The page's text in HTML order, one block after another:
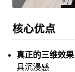
核心优点
真正的三维效果
具沉浸感